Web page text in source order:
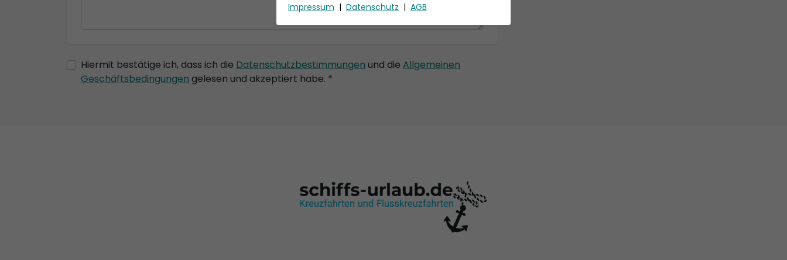
Hiermit bestätige ich, dass ich die Datenschutzbestimmungen und die Allgemeinen
Geschäftsbedingungen gelesen und akzeptiert habe. *
Impressum | Datenschutz | AGB